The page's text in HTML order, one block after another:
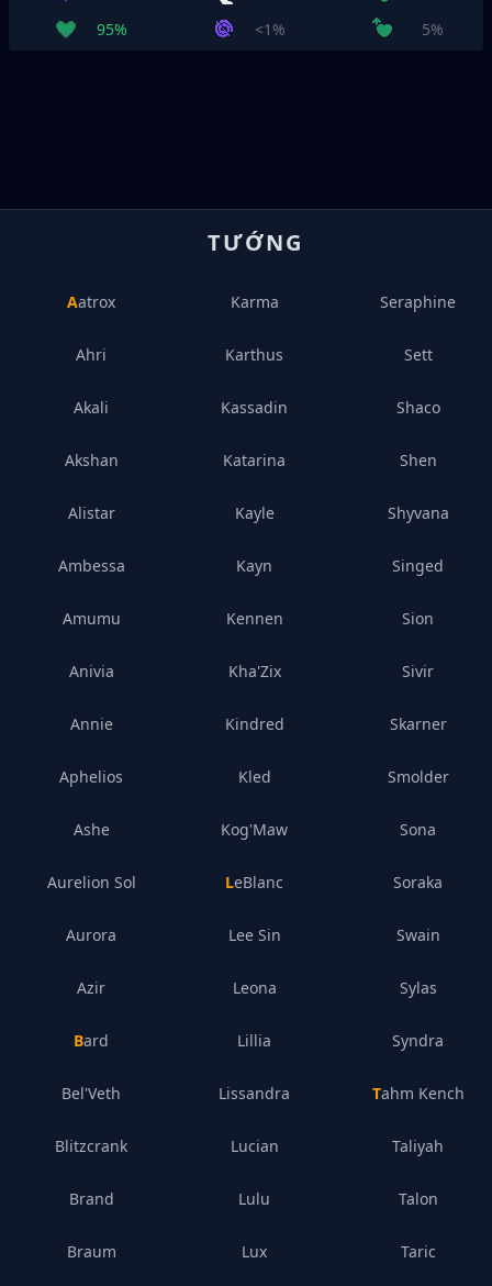
95%
<1% 5%
TƯỚNG
Aatrox
Ahri
Akali
Akshan
Alistar
Ambessa
Amumu
Anivia
Annie
Aphelios
Ashe
Aurelion Sol
Aurora
Azir
Bard
Bel'Veth
Blitzcrank
Brand
Braum
Karma
Karthus
Kassadin
Katarina
Kayle
Kayn
Kennen
Kha'Zix
Kindred
Kled
Kog'Maw
LeBlanc
Lee Sin
Leona
Lillia
Lissandra
Lucian
Lulu
Lux
Seraphine
Sett
Shaco
Shen
Shyvana
Singed
Sion
Sivir
Skarner
Smolder
Sona
Soraka
Swain
Sylas
Syndra
Tahm Kench
Taliyah
Talon
Taric